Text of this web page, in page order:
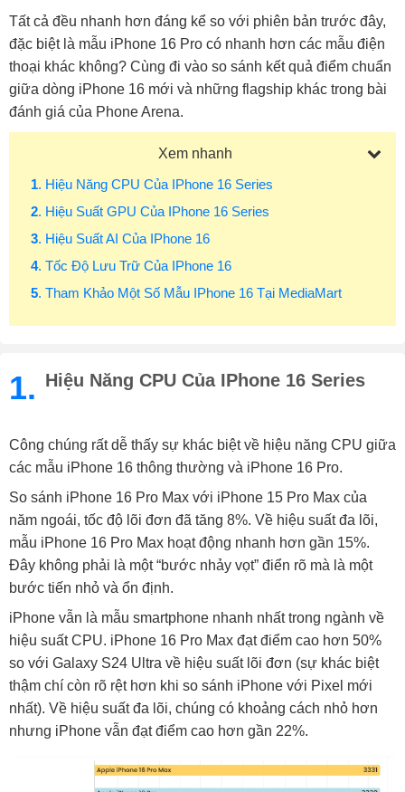
Tất cả đều nhanh hơn đáng kể so với phiên bản trước đây,
đặc biệt là mẫu iPhone 16 Pro có nhanh hơn các mẫu điện
thoại khác không? Cùng đi vào so sánh kết quả điểm chuẩn
giữa dòng iPhone 16 mới và những flagship khác trong bài
đánh giá của Phone Arena.
Xem nhanh
1. Hiệu Năng CPU Của IPhone 16 Series
2. Hiệu Suất GPU Của IPhone 16 Series
3. Hiệu Suất AI Của IPhone 16
4. Tốc Độ Lưu Trữ Của IPhone 16
5. Tham Khảo Một Số Mẫu IPhone 16 Tại MediaMart
1. Hiệu Năng CPU Của IPhone 16 Series
Công chúng rất dễ thấy sự khác biệt về hiệu năng CPU giữa
các mẫu iPhone 16 thông thường và iPhone 16 Pro.
So sánh iPhone 16 Pro Max với iPhone 15 Pro Max của
năm ngoái, tốc độ lõi đơn đã tăng 8%. Về hiệu suất đa lõi,
mẫu iPhone 16 Pro Max hoạt động nhanh hơn gần 15%.
Đây không phải là một “bước nhảy vọt” điển rõ mà là một
bước tiến nhỏ và ổn định.
iPhone vẫn là mẫu smartphone nhanh nhất trong ngành về
hiệu suất CPU. iPhone 16 Pro Max đạt điểm cao hơn 50%
so với Galaxy S24 Ultra về hiệu suất lõi đơn (sự khác biệt
thậm chí còn rõ rệt hơn khi so sánh iPhone với Pixel mới
nhất). Về hiệu suất đa lõi, chúng có khoảng cách nhỏ hơn
nhưng iPhone vẫn đạt điểm cao hơn gần 22%.